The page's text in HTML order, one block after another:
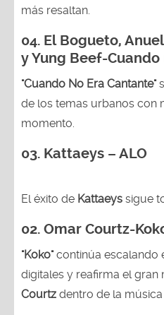
más resaltan.
04. El Bogueto,
y Yung Beef-
"Cuando No Era Cantante"
de los temas urbanos con
momento.
03. Kattaeys – ALO
El éxito de Kattaeys sigue
02. Omar Courtz-
"Koko"continúa escalando
digitales y reafirma el gran
Courtz dentro de la